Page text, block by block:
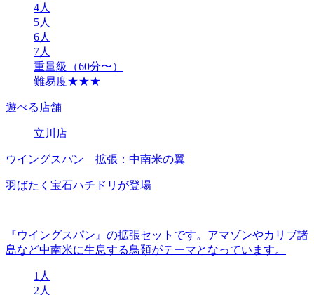
4人
5人
6人
7人
重量級（60分〜）
難易度★★★
遊べる店舗
立川店
ウイングスパン 拡張：中南米の翼
羽ばたく宝石ハチドリが登場
『ウイングスパン』の拡張セットです。アマゾンやカリブ諸
島など中南米に生息する鳥類がテーマとなっています。
1人
2人